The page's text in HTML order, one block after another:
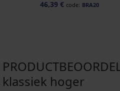
46,39 € code: BRA20
klassiek hoger